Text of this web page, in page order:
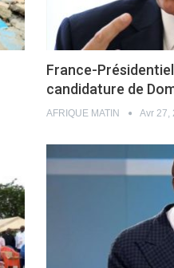
France-
candidature de
AFRIQUE MATIN Avr 27,